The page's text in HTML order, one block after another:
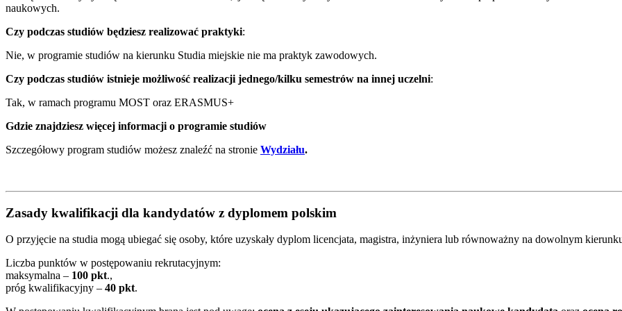
naukowych.
Czy podczas studiów będziesz realizować praktyki:
Nie, w programie studiów na kierunku Studia miejskie nie ma praktyk zawodowych.
Czy podczas studiów istnieje możliwość realizacji jednego/kilku semestrów na innej uczelni:
Tak, w ramach programu MOST oraz ERASMUS+
Gdzie znajdziesz więcej informacji o programie studiów
Szczegółowy program studiów możesz znaleźć na stronie Wydziału.
Zasady kwalifikacji dla kandydatów z dyplomem polskim
O przyjęcie na studia mogą ubiegać się osoby, które uzyskały dyplom licencjata, magistra, inżyniera lub równoważny na dowolnym
Liczba punktów w postępowaniu rekrutacyjnym:
maksymalna – 100 pkt.,
próg kwalifikacyjny – 40 pkt.